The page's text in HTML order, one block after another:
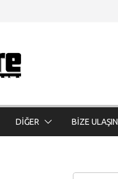
DİĞER BİZE ULAŞIN